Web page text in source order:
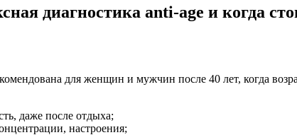
диагностика anti-age и когда
для женщин и мужчин после 40 лет, когда
даже после отдыха;
настроения;